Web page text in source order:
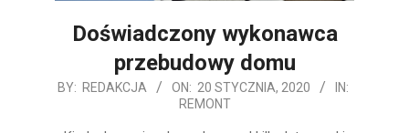
Doświadczony wykonawca
przebudowy domu
2020-
BY: REDAKCJA ON: 20 STYCZNIA, 2020
IN:
REMONT